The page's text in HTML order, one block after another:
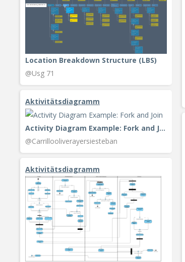
Location Breakdown Structure (LBS)
@Usg 71
Aktivitätsdiagramm
Activity Diagram Example: Fork and Join
@Carrillooliverayersiesteban
Aktivitätsdiagramm